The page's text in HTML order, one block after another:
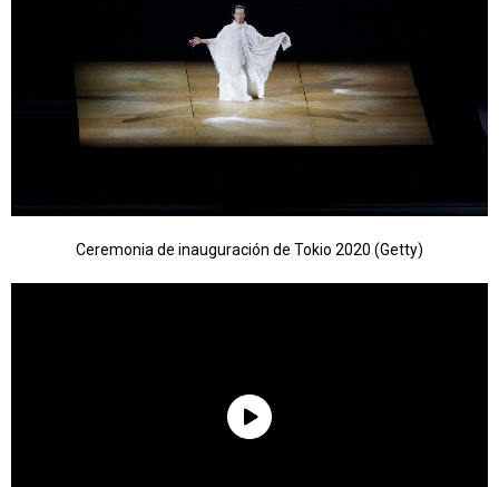
Ceremonia de inauguración de Tokio 2020 (Getty)